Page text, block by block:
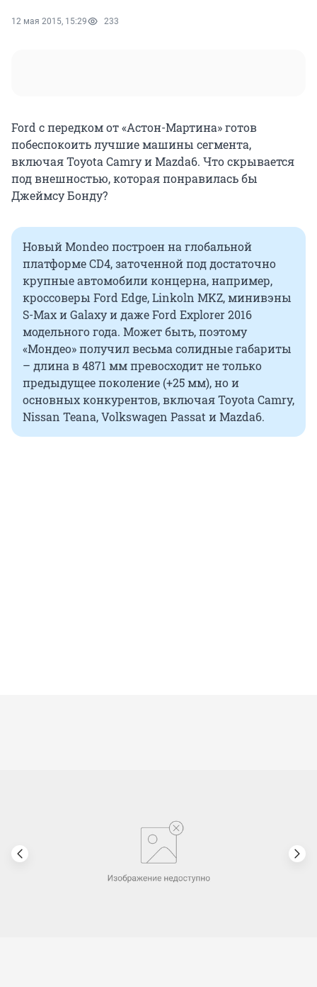
12 мая 2015, 15:29 233
Ford с передком от «Астон-Мартина» готов
побеспокоить лучшие машины сегмента,
включая Toyota Camry и Mazda6. Что скрывается
под внешностью, которая понравилась бы
Джеймсу Бонду?
Новый Mondeo построен на глобальной
платформе CD4, заточенной под достаточно
крупные автомобили концерна, например,
кроссоверы Ford Edge, Linkoln MKZ, минивэны
S-Max и Galaxy и даже Ford Explorer 2016
модельного года. Может быть, поэтому
«Мондео» получил весьма солидные габариты
– длина в 4871 мм превосходит не только
предыдущее поколение (+25 мм), но и
основных конкурентов, включая Toyota Camry,
Nissan Teana, Volkswagen Passat и Mazda6.